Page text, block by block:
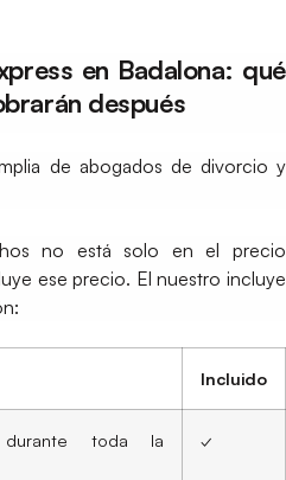
en Badalona: qué
después
de abogados de divorcio y
no está solo en el precio
ese precio. El nuestro incluye
Incluido
durante toda la
✓